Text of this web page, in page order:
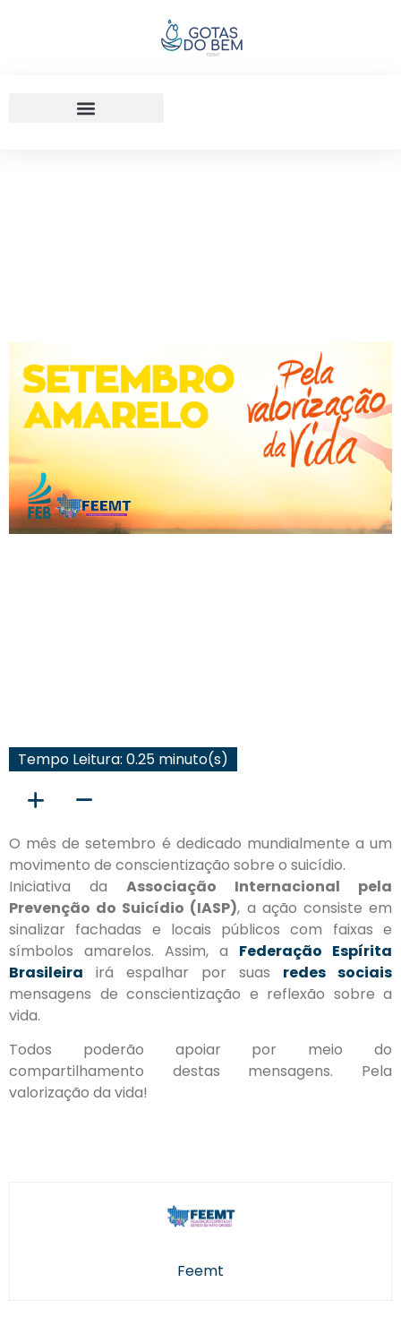
Tempo Leitura: 0.25 minuto(s)
O mês de setembro é dedicado mundialmente a um
movimento de conscientização sobre o suicídio.
Iniciativa da Associação Internacional pela
Prevenção do Suicídio (IASP), a ação consiste em
sinalizar fachadas e locais públicos com faixas e
símbolos amarelos. Assim, a Federação Espírita
Brasileira irá espalhar por suas redes sociais
mensagens de conscientização e reflexão sobre a
vida.
Todos poderão apoiar por meio do
compartilhamento destas mensagens. Pela
valorização da vida!
Feemt